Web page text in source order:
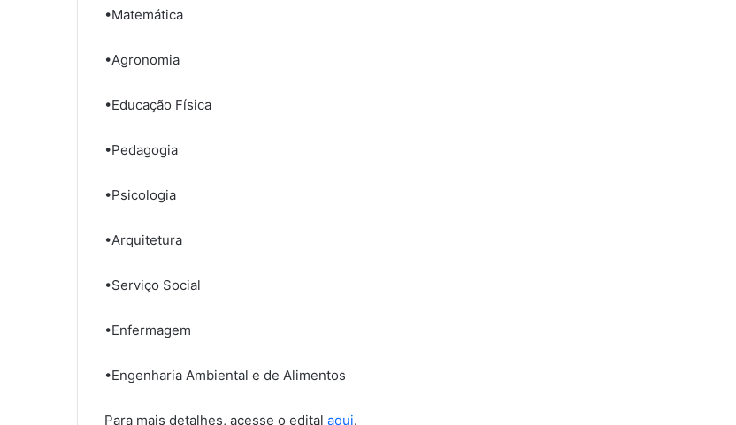
•Matemática
•Agronomia
•Educação Física
•Pedagogia
•Psicologia
•Arquitetura
•Serviço Social
•Enfermagem
•Engenharia Ambiental e de Alimentos
Para mais detalhes, acesse o edital aqui.